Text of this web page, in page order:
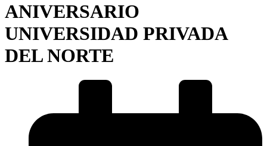
ANIVERSARIO
UNIVERSIDAD PRIVADA
DEL NORTE